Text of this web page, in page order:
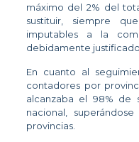
máximo del 2% del
sustituir, siempre
imputables a la
debidamente
En cuanto al
contadores por
alcanzaba el 98% de
nacional,
provincias.